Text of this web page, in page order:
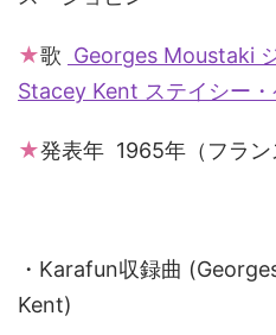
★歌 Georges Moustaki
Stacey Kent ステイシー・
★発表年 1965年（フラン
・Karafun収録曲
Kent)